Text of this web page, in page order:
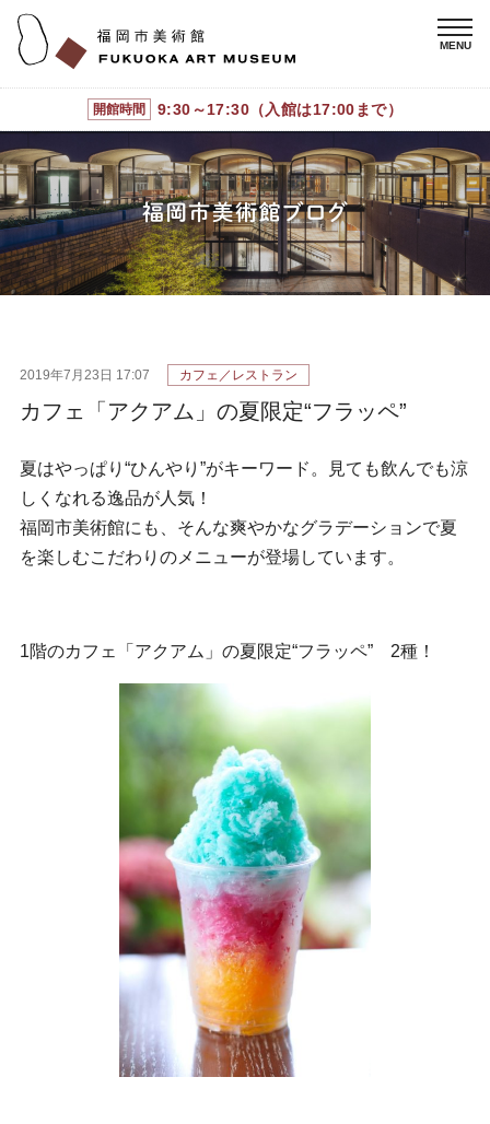
開館時間 9:30～17:30（入館は17:00まで）
2019年7月23日 17:07 カフェ／レストラン
カフェ「アクアム」の夏限定“フラッペ”
夏はやっぱり“ひんやり”がキーワード。見ても飲んでも涼
しくなれる逸品が人気！
福岡市美術館にも、そんな爽やかなグラデーションで夏
を楽しむこだわりのメニューが登場しています。
1階のカフェ「アクアム」の夏限定“フラッペ” 2種！